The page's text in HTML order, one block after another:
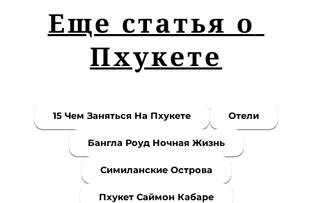
Еще статья о
Пхукете
15 Чем Заняться На Пхукете Отели
Бангла Роуд Ночная Жизнь
Симиланские Острова
Пхукет Саймон Кабаре